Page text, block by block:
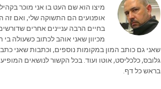
מיצו הוא שם העט בו אני מוכר
אופנועים הם התשוקה שלי, ואם זה
בחיים הרבה עניינים אחרים
מכיוון שאני אוהב לכתוב כשעולה
גלובס, כלכליסט, אוטו ועוד. בכל הקשור לנושאים
בראש כל דף.